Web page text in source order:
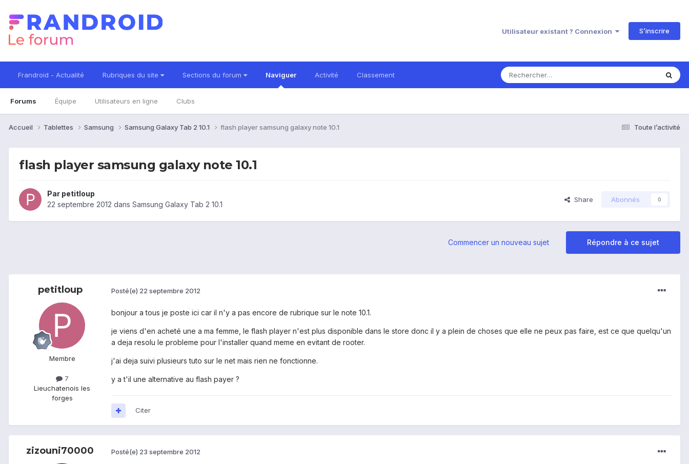
Utilisateur existant ? Connexion S’inscrire
Frandroid - Actualité Rubriques du site Sections du forum Naviguer
Forums Équipe Utilisateurs en ligne Clubs
Activité Classement
Toute l’activité
Accueil Tablettes Samsung Samsung Galaxy Tab 2 10.1 flash player samsung galaxy note 10.1
flash player samsung galaxy note 10.1
Par petitloup
22 septembre 2012 dans Samsung Galaxy Tab 2 10.1
Share Abonnés 0
Répondre à ce sujet
Commencer un nouveau sujet
petitloup
Membre
7
Lieuchatenois les
forges
Posté(e) 22 septembre 2012
bonjour a tous je poste ici car il n'y a pas encore de rubrique sur le note 10.1.
je viens d'en acheté une a ma femme, le flash player n'est plus disponible dans le store donc il y a plein de choses que elle ne peux pas faire, est ce que quelqu'un
a deja resolu le probleme pour l'installer quand meme en evitant de rooter.
j'ai deja suivi plusieurs tuto sur le net mais rien ne fonctionne.
y a t'il une alternative au flash payer ?
Citer
zizouni70000 Posté(e) 23 septembre 2012